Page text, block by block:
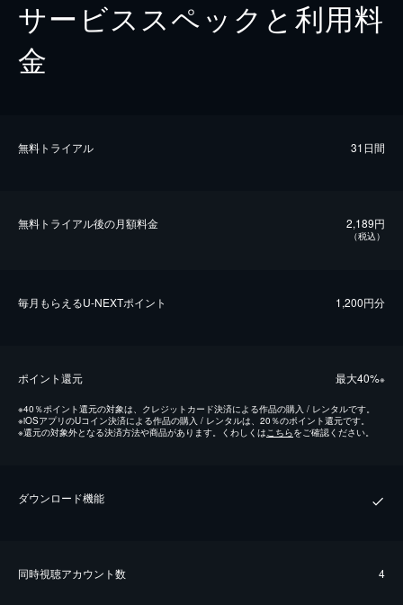
サービススペックと利用料
金
無料トライアル 31日間
無料トライアル後の⽉額料金 2,189円
（税込）
毎⽉もらえるU-NEXTポイント 1,200円分
ポイント還元 最⼤40%※
※40％ポイント還元の対象は、クレジットカード決済による作品の購入 / レンタルです。
※iOSアプリのUコイン決済による作品の購入 / レンタルは、20％のポイント還元です。
※還元の対象外となる決済方法や商品があります。くわしくはこちらをご確認ください。
ダウンロード機能
同時視聴アカウント数 4